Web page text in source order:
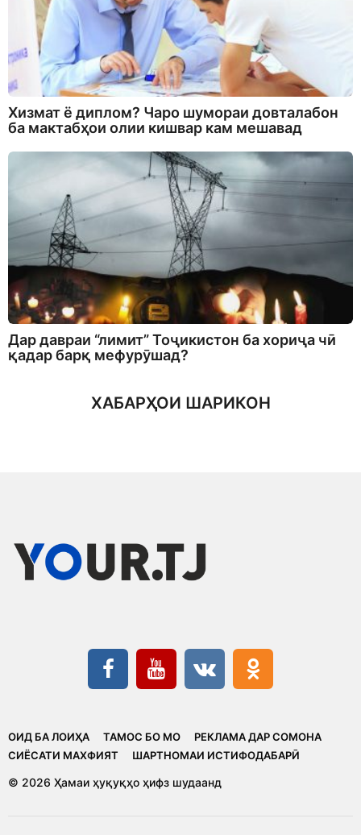
Хизмат ё диплом? Чаро шумораи довталабон
ба мактабҳои олии кишвар кам мешавад
Дар давраи “лимит” Тоҷикистон ба хориҷа чӣ
қадар барқ мефурӯшад?
ХАБАРҲОИ ШАРИКОН
ОИД БА ЛОИҲА ТАМОС БО МО
РЕКЛАМА ДАР СОМОНА
CИЁСАТИ МАХФИЯТ
ШАРТНОМАИ ИСТИФОДАБАРӢ
© 2026 Ҳамаи ҳуқуқҳо ҳифз шудаанд